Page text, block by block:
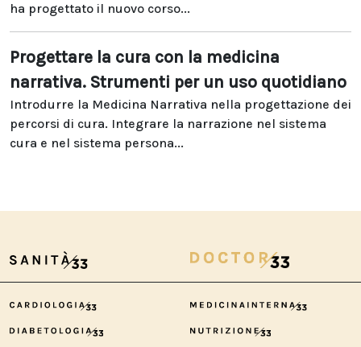
ha progettato il nuovo corso...
Progettare la cura con la medicina
narrativa. Strumenti per un uso quotidiano
Introdurre la Medicina Narrativa nella progettazione dei
percorsi di cura. Integrare la narrazione nel sistema
cura e nel sistema persona...